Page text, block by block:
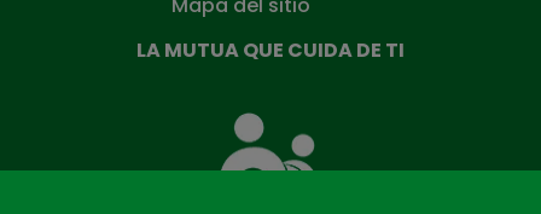
LA MUTUA QUE CUIDA DE TI
Mutua
que